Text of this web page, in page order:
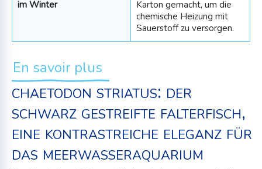
im Winter
Karton gemacht, um die
chemische Heizung mit
Sauerstoff zu versorgen.
En savoir plus
chaetodon striatus: der
schwarz gestreifte falterfisch,
eine kontrastreiche eleganz für
das meerwasseraquarium